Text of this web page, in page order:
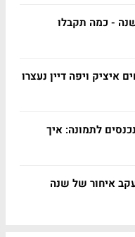
לביטוח הלאומי 40 שנה - כמה תקבלו
איציק ויפה דיין נעצרו
לתמונה: איך
איחור של שנה